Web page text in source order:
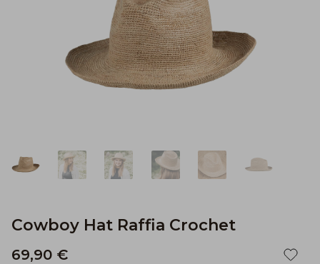
Cowboy Hat Raffia Crochet
69,90 €